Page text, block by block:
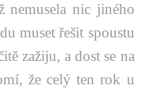
nemusela nic jiného
muset řešit spoustu
zažiju, a dost se na
že celý ten rok u